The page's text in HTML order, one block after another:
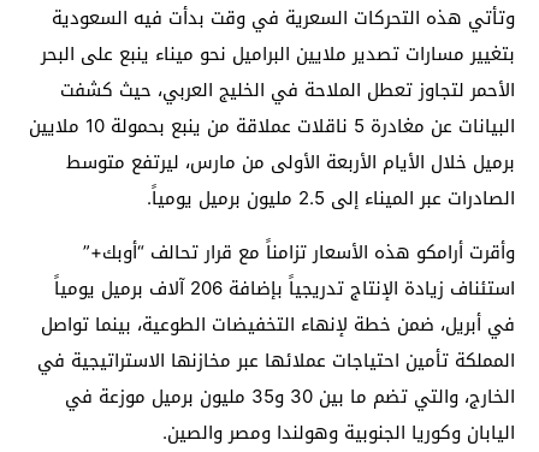
وتأتي هذه التحركات السعرية في وقت بدأت فيه السعودية
بتغيير مسارات تصدير ملايين البراميل نحو ميناء ينبع على البحر
الأحمر لتجاوز تعطل الملاحة في الخليج العربي، حيث كشفت
البيانات عن مغادرة 5 ناقلات عملاقة من ينبع بحمولة 10 ملايين
برميل خلال الأيام الأربعة الأولى من مارس، ليرتفع متوسط
الصادرات عبر الميناء إلى 2.5 مليون برميل يومياً.
وأقرت أرامكو هذه الأسعار تزامناً مع قرار تحالف “أوبك+”
استئناف زيادة الإنتاج تدريجياً بإضافة 206 آلاف برميل يومياً
في أبريل، ضمن خطة لإنهاء التخفيضات الطوعية، بينما تواصل
المملكة تأمين احتياجات عملائها عبر مخازنها الاستراتيجية في
الخارج، والتي تضم ما بين 30 و35 مليون برميل موزعة في
اليابان وكوريا الجنوبية وهولندا ومصر والصين.